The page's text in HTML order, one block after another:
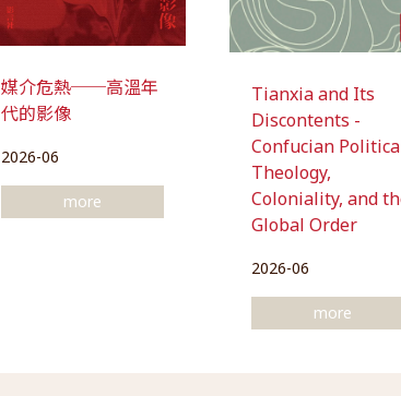
媒介危熱──高溫年
代的影像
2026-06
more
Tianxia and Its
Discontents -
Confucian
Theology,
Coloniality, and
Global Order
2026-06
more